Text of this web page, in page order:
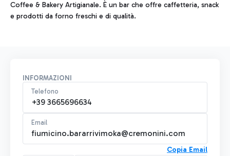
Coffee & Bakery Artigianale. È un bar che offre caffetteria, snack
e prodotti da forno freschi e di qualità.
INFORMAZIONI
Telefono
+39 3665696634
Email
fiumicino.bararrivimoka@cremonini.com
Copia Email